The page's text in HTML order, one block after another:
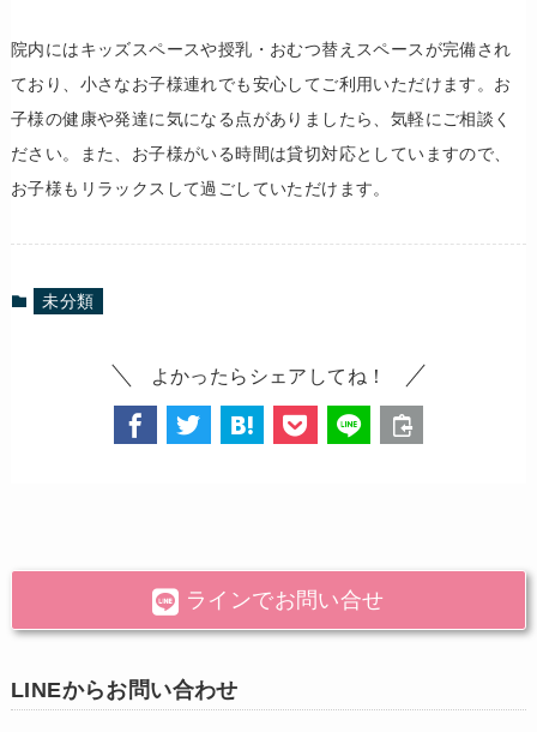
院内にはキッズスペースや授乳・おむつ替えスペースが完備され
ており、小さなお子様連れでも安心してご利用いただけます。お
子様の健康や発達に気になる点がありましたら、気軽にご相談く
ださい。また、お子様がいる時間は貸切対応としていますので、
お子様もリラックスして過ごしていただけます。
未分類
よかったらシェアしてね！
ラインでお問い合せ
LINEからお問い合わせ